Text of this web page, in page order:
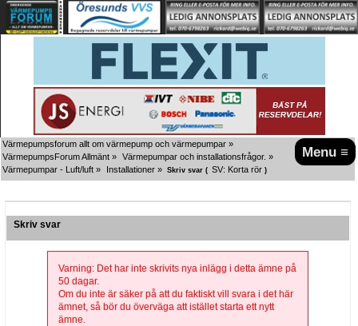
Menu ≡
Värmepumpsforum allt om värmepump och värmepumpar »
VärmepumpsForum Allmänt » Värmepumpar och installationsfrågor. »
Värmepumpar - Luft/luft » Installationer » Skriv svar ( SV: Korta rör)
Skriv svar
Varning: Det har inte skrivits nya inlägg i detta ämne på
50 dagar.
Om du inte är säker på att du faktiskt vill svara i det här
ämnet, så bör du överväga att istället starta ett nytt
ämne.